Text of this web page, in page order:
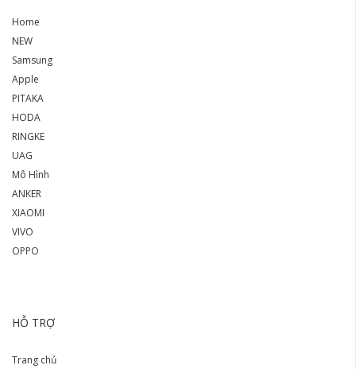
Home
NEW
Samsung
Apple
PITAKA
HODA
RINGKE
UAG
Mô Hình
ANKER
XIAOMI
VIVO
OPPO
HỖ TRỢ
Trang chủ